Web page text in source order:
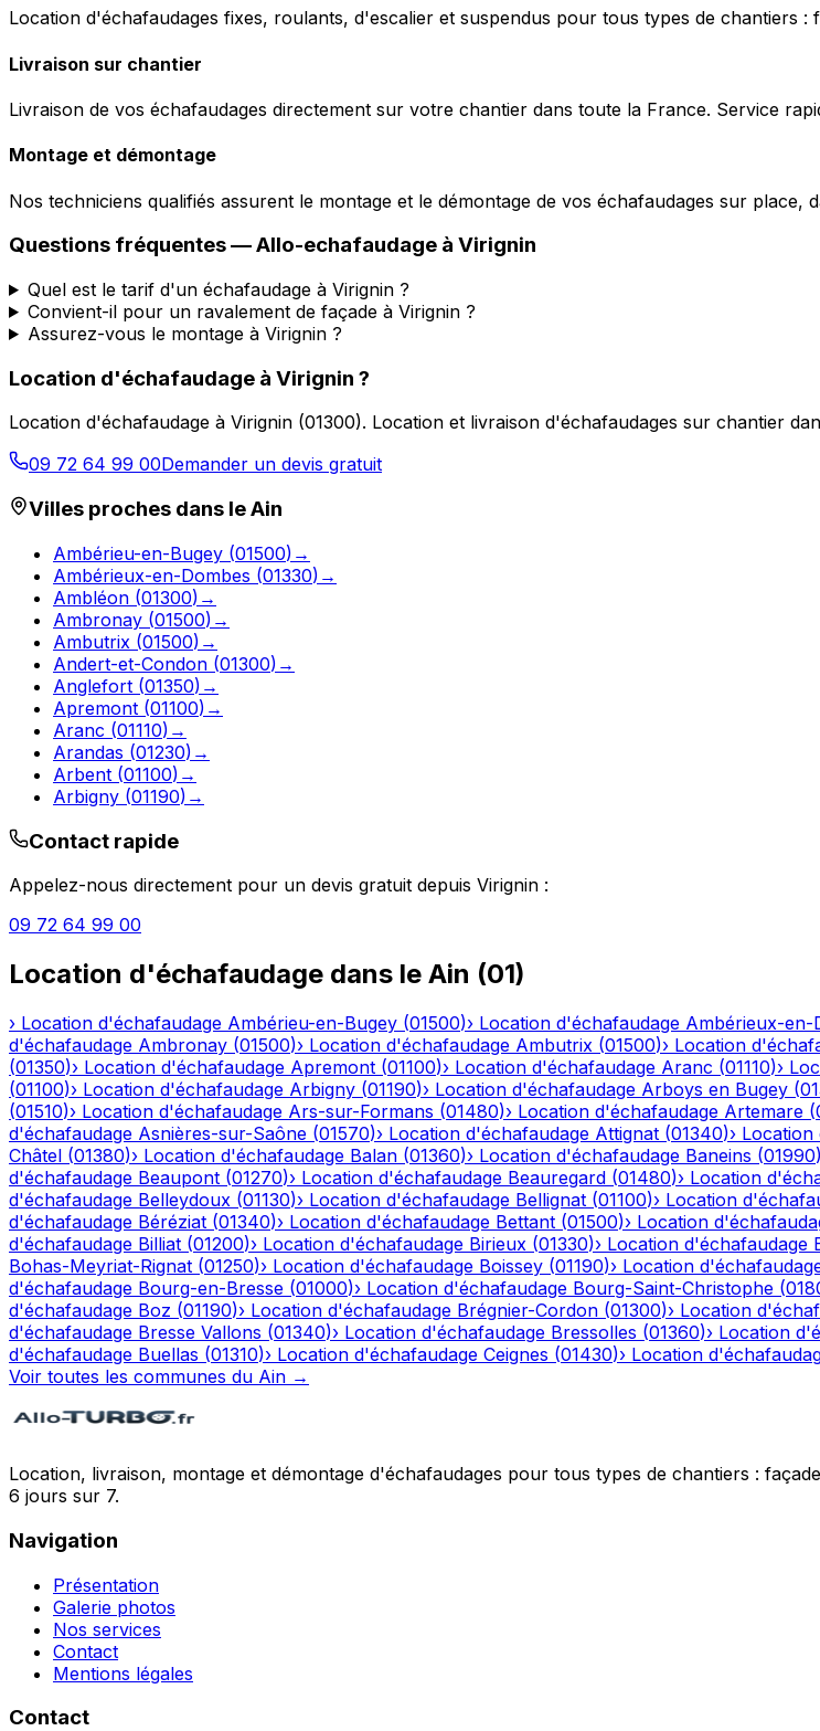
Location d'échafaudages fixes, roulants, d'escalier et suspendus pour tous types de chantiers
Livraison sur chantier
Livraison de vos échafaudages directement sur votre chantier dans toute la France. Service
Montage et démontage
Nos techniciens qualifiés assurent le montage et le démontage de vos échafaudages sur place,
Questions fréquentes —Allo-echafaudage à Virignin
Quel est le tarif d'un échafaudage à Virignin ?
Convient-il pour un ravalement de façade à Virignin ?
Assurez-vous le montage à Virignin ?
Location d'échafaudage à Virignin ?
Location d'échafaudage à Virignin (01300). Location et livraison d'échafaudages sur chantier
09 72 64 99 00Demander un devis gratuit
Villes proches dans leAin
Ambérieu-en-Bugey (01500) →
Ambérieux-en-Dombes (01330) →
Ambléon (01300) →
Ambronay (01500) →
Ambutrix (01500) →
Andert-et-Condon (01300) →
Anglefort (01350) →
Apremont (01100) →
Aranc (01110) →
Arandas (01230) →
Arbent (01100) →
Arbigny (01190) →
Contact rapide
Appelez-nous directement pour un devis gratuit depuis Virignin :
09 72 64 99 00
Location d'échafaudage dans le Ain (01)
› Location d'échafaudage Ambérieu-en-Bugey (01500)› Location d'échafaudage Ambérieux-en-
d'échafaudage Ambronay (01500)› Location d'échafaudage Ambutrix (01500)› Location
(01350)› Location d'échafaudage Apremont (01100)› Location d'échafaudage Aranc (01110)›
(01100)› Location d'échafaudage Arbigny (01190)› Location d'échafaudage Arboys en Bugey (
(01510)› Location d'échafaudage Ars-sur-Formans (01480)› Location d'échafaudage Artemare (
d'échafaudage Asnières-sur-Saône (01570)› Location d'échafaudage Attignat (01340)› Location
Châtel (01380)› Location d'échafaudage Balan (01360)› Location d'échafaudage Baneins (01990)
d'échafaudage Beaupont (01270)› Location d'échafaudage Beauregard (01480)› Location
d'échafaudage Belleydoux (01130)› Location d'échafaudage Bellignat (01100)› Location
d'échafaudage Béréziat (01340)› Location d'échafaudage Bettant (01500)› Location
d'échafaudage Billiat (01200)› Location d'échafaudage Birieux (01330)› Location d'échafaudage
Bohas-Meyriat-Rignat (01250)› Location d'échafaudage Boissey (01190)› Location
d'échafaudage Bourg-en-Bresse (01000)› Location d'échafaudage Bourg-Saint-Christophe (
d'échafaudage Boz (01190)› Location d'échafaudage Brégnier-Cordon (01300)› Location
d'échafaudage Bresse Vallons (01340)› Location d'échafaudage Bressolles (01360)› Location
d'échafaudage Buellas (01310)› Location d'échafaudage Ceignes (01430)› Location
Voir toutes les communes du Ain →
Location, livraison, montage et démontage d'échafaudages pour tous types de chantiers :
6 jours sur 7.
Navigation
Présentation
Galerie photos
Nos services
Contact
Mentions légales
Contact